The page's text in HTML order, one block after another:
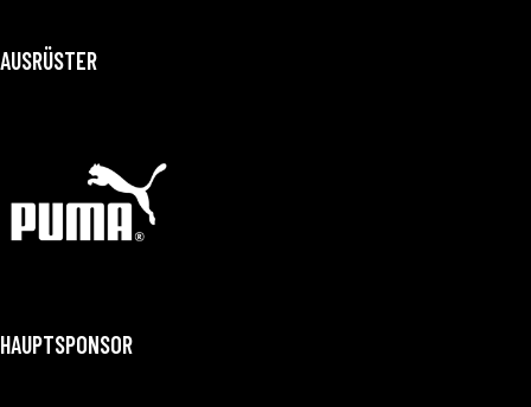
AUSRÜSTER
HAUPTSPONSOR